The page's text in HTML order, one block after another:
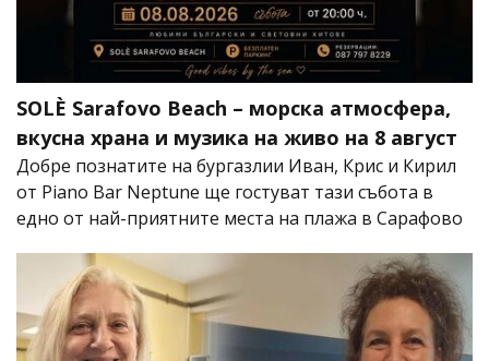
SOLÈ Sarafovo Beach – морска атмосфера,
вкусна храна и музика на живо на 8 август
Добре познатите на бургазлии Иван, Крис и Кирил
от Piano Bar Neptune ще гостуват тази събота в
едно от най-приятните места на плажа в Сарафово